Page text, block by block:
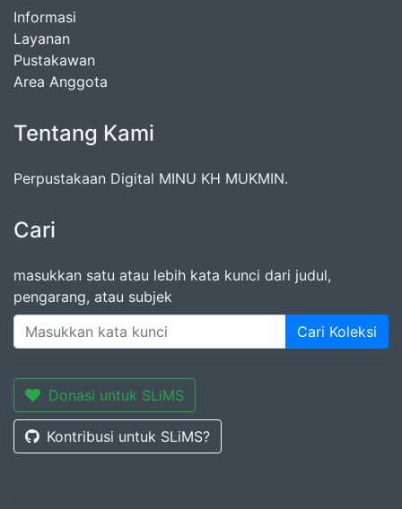
Informasi
Layanan
Pustakawan
Area Anggota
Tentang Kami
Perpustakaan Digital MINU KH MUKMIN.
Cari
masukkan satu atau lebih kata kunci dari judul,
pengarang, atau subjek
Cari Koleksi
Donasi untuk SLiMS
Kontribusi untuk SLiMS?